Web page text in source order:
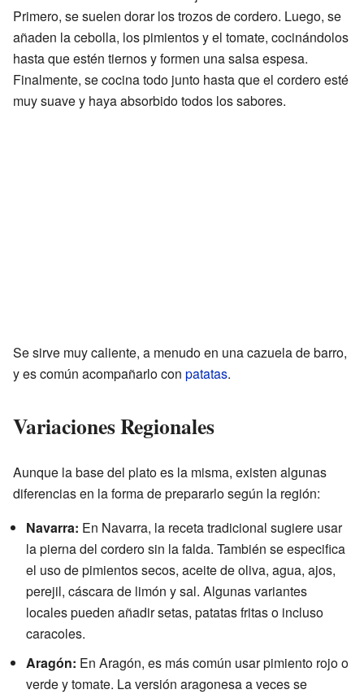
Primero, se suelen dorar los trozos de cordero. Luego, se
añaden la cebolla, los pimientos y el tomate, cocinándolos
hasta que estén tiernos y formen una salsa espesa.
Finalmente, se cocina todo junto hasta que el cordero esté
muy suave y haya absorbido todos los sabores.
Se sirve muy caliente, a menudo en una cazuela de barro,
y es común acompañarlo con patatas.
Variaciones Regionales
Aunque la base del plato es la misma, existen algunas
diferencias en la forma de prepararlo según la región:
Navarra: En Navarra, la receta tradicional sugiere usar
la pierna del cordero sin la falda. También se especifica
el uso de pimientos secos, aceite de oliva, agua, ajos,
perejil, cáscara de limón y sal. Algunas variantes
locales pueden añadir setas, patatas fritas o incluso
caracoles.
Aragón: En Aragón, es más común usar pimiento rojo o
verde y tomate. La versión aragonesa a veces se